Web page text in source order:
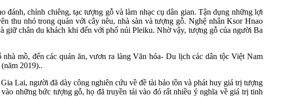
chỉnh chiêng, tạc tượng gỗ và làm nhạc cụ dân gian. Tận dụng những lợi
thu nhỏ trong quán với cây nêu, nhà sàn và tượng gỗ. Nghệ nhân Ksor Hnao
giữ chân du khách khi đến với phố núi Pleiku. Nhờ vậy, tượng gỗ của người Ba
mồ, đến các quán ăn, vươn ra làng Văn hóa- Du lịch các dân tộc Việt Nam
2019)..
Lai, người đã dày công nghiên cứu về đề tài bảo tồn và phát huy giá trị tượng
những bức tượng gỗ, họ đã truyền tải vào đó rất nhiều ý nghĩa về giá trị tinh